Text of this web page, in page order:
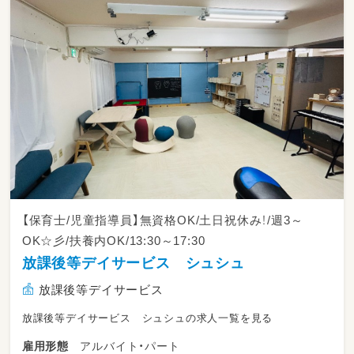
【保育士/児童指導員】無資格OK/土日祝休み！/週3～
OK☆彡/扶養内OK/13:30～17:30
放課後等デイサービス シュシュ
放課後等デイサービス
放課後等デイサービス シュシュの求人一覧を見る
雇用形態 アルバイト・パート